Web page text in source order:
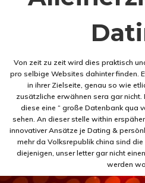
Von zeit zu zeit wird dies praktisch
pro selbige Websites dahinter finden.
in ihrer Zielseite, genau so wie
zusätzliche erwähnen sera gar
diese eine “ große Datenbank qua
sehen. An dieser stelle within
innovativer Ansätze je Dating &
mehr da Volksrepublik china sind
diejenigen, unser letter gar nicht
werden